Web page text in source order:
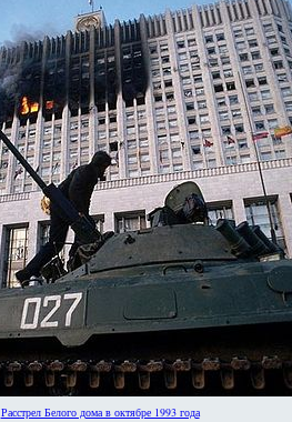
Расстрел Белого дома в октябре 1993 года